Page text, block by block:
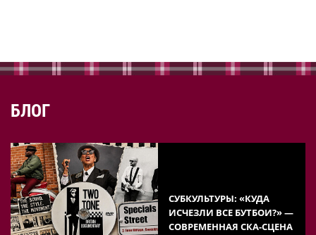
БЛОГ
СУБКУЛЬТУРЫ: «КУДА
ИСЧЕЗЛИ ВСЕ БУТБОИ?» —
СОВРЕМЕННАЯ СКА-СЦЕНА